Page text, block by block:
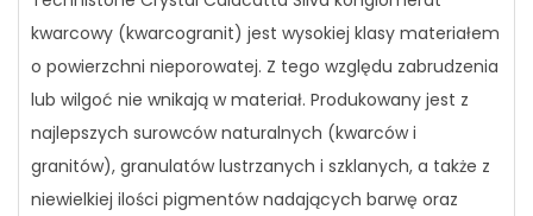
kwarcowy (kwarcogranit) jest wysokiej klasy materiałem
o powierzchni nieporowatej. Z tego względu zabrudzenia
lub wilgoć nie wnikają w materiał. Produkowany jest z
najlepszych surowców naturalnych (kwarców i
granitów), granulatów lustrzanych i szklanych, a także z
niewielkiej ilości pigmentów nadających barwę oraz